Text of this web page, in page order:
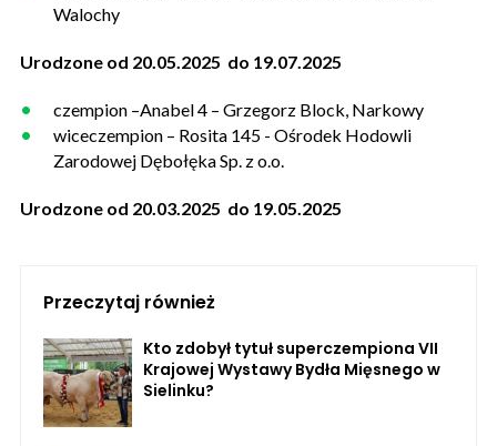
Walochy
Urodzone od 20.05.2025 do 19.07.2025
czempion –Anabel 4 – Grzegorz Block, Narkowy
wiceczempion – Rosita 145 - Ośrodek Hodowli
Zarodowej Dębołęka Sp. z o.o.
Urodzone od 20.03.2025 do 19.05.2025
Przeczytaj również
Kto zdobył tytuł superczempiona VII
Krajowej Wystawy Bydła Mięsnego w
Sielinku?